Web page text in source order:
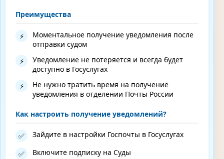
Преимущества
⚡
Моментальное получение уведомления после
отправки судом
⚡
Уведомление не потеряется и всегда будет
доступно в Госуслугах
⚡
Не нужно тратить время на получение
уведомления в отделении Почты России
Как настроить получение уведомлений?
✅ Зайдите в настройки Госпочты в Госуслугах
✅ Включите подписку на Суды